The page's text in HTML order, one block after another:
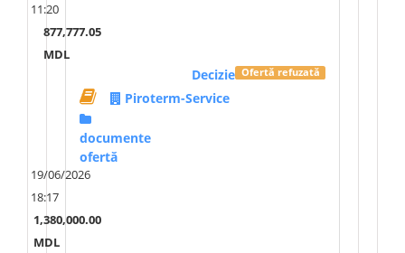
11:20
877,777.05
MDL
Ofertă refuzată
Decizie
Piroterm-Service
documente
ofertă
19/06/2026
18:17
1,380,000.00
MDL